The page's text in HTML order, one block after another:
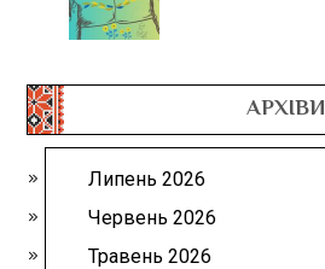
АРХІВИ
Липень 2026
Червень 2026
Травень 2026